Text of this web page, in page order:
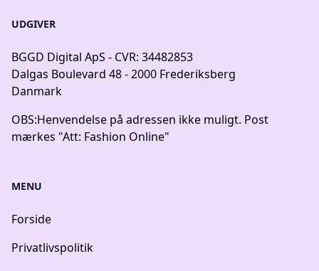
UDGIVER
BGGD Digital ApS - CVR: 34482853
Dalgas Boulevard 48 - 2000 Frederiksberg
Danmark
OBS:Henvendelse på adressen ikke muligt. Post
mærkes "Att: Fashion Online"
MENU
Forside
Privatlivspolitik